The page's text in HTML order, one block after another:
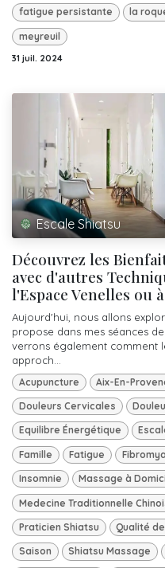
fatigue persistante la
meyreuil
31 juil. 2024
Escale Shiatsu
Découvrez les
avec d'autres
l'Espace Venelles ou
Aujourd'hui, nous allons
propose dans mes séances
verrons également comment
approch...
Acupuncture Aix-En-
Douleurs Cervicales
Equilibre Énergétique
Famille Fatigue
Insomnie Massage à
Medecine Traditionnelle
Praticien Shiatsu Qualité
Saison Shiatsu Massage